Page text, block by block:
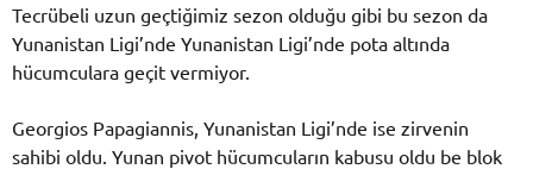
Tecrübeli uzun geçtiğimiz sezon olduğu gibi bu sezon da
Yunanistan Ligi’nde Yunanistan Ligi’nde pota altında
hücumculara geçit vermiyor.
Georgios Papagiannis, Yunanistan Ligi’nde ise zirvenin
sahibi oldu. Yunan pivot hücumcuların kabusu oldu be blok